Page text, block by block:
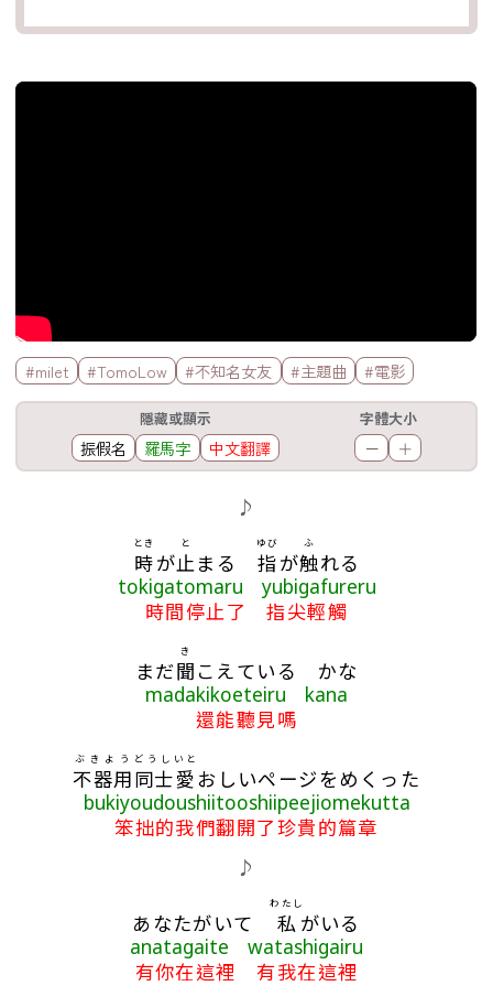
官方Youtube影片
標籤欄
#milet #TomoLow #不知名女友 #主題曲 #電影
隱藏或顯示
振假名 羅馬字 中文翻譯
字體大小
－ ＋
♪
時
とき
が止
と
まる 指
ゆび
が触
ふ
れる
tokigatomaru yubigafureru
時間停止了 指尖輕觸
まだ聞
き
こえている かな
madakikoeteiru kana
還能聽見嗎
不器用
ぶきよう
同士
どうし
愛
いと
おしいページをめくった
bukiyoudoushiitooshiipeejiomekutta
笨拙的我們翻開了珍貴的篇章
♪
あなたがいて 私
わたし
がいる
anatagaite watashigairu
有你在這裡 有我在這裡